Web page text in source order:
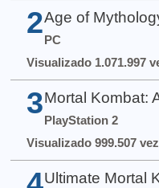
2 Age of
PC
Visualizado 1.071.997
3 Mortal Kombat:
PlayStation 2
Visualizado 999.507
Ultimate Mortal